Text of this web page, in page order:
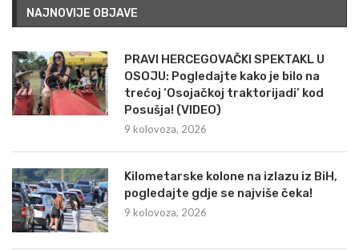
NAJNOVIJE OBJAVE
PRAVI HERCEGOVAČKI SPEKTAKL U
OSOJU: Pogledajte kako je bilo na
trećoj ‘Osojačkoj traktorijadi’ kod
Posušja! (VIDEO)
9 kolovoza, 2026
Kilometarske kolone na izlazu iz BiH,
pogledajte gdje se najviše čeka!
9 kolovoza, 2026